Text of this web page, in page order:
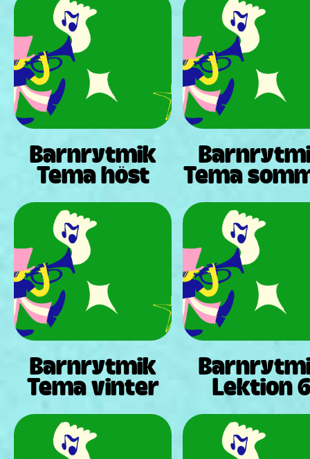
Barnrytmik
Tema höst Tema
Barnrytmik
Tema vinter Lektion 6